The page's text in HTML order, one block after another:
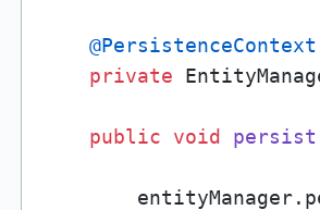
@PersistenceContext
private
public void persist